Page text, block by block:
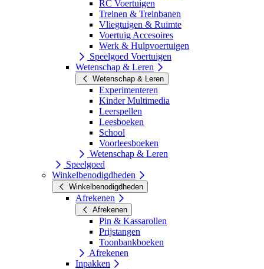
RC Voertuigen
Treinen & Treinbanen
Vliegtuigen & Ruimte
Voertuig Accesoires
Werk & Hulpvoertuigen
Speelgoed Voertuigen
Wetenschap & Leren
Wetenschap & Leren
Experimenteren
Kinder Multimedia
Leerspellen
Leesboeken
School
Voorleesboeken
Wetenschap & Leren
Speelgoed
Winkelbenodigdheden
Winkelbenodigdheden
Afrekenen
Afrekenen
Pin & Kassarollen
Prijstangen
Toonbankboeken
Afrekenen
Inpakken